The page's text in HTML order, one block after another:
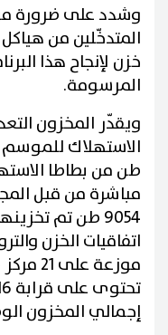
وشدد على ضرورة
المتدخّلين من
خزن لإنجاح هذا
المرسومة.
ويقدّر المخزون
مباشرة من قبل
9054 طن تم
اتفاقيات الخزن
إجمالي المخزون